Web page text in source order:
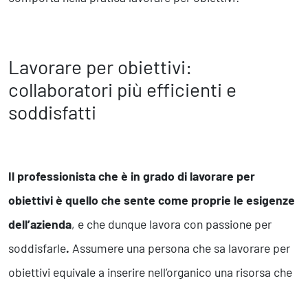
Lavorare per obiettivi:
collaboratori più efficienti e
soddisfatti
Il professionista che è in grado di lavorare per
obiettivi è quello che sente come proprie le esigenze
dell’azienda, e che dunque lavora con passione per
soddisfarle. Assumere una persona che sa lavorare per
obiettivi equivale a inserire nell’organico una risorsa che